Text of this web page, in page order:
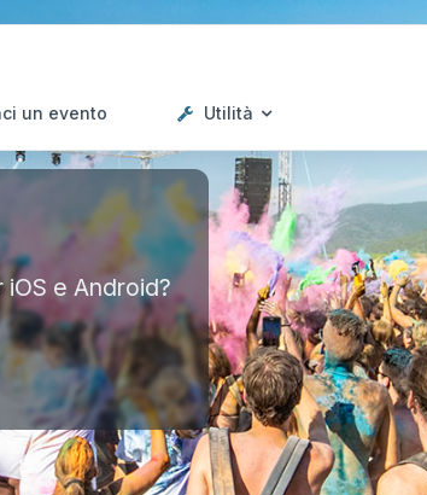
un evento Utilità
e Android?